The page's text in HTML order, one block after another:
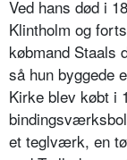
Ved hans død i
Klintholm og
købmand Staals
så hun byggede
Kirke blev købt i
et teglværk, en